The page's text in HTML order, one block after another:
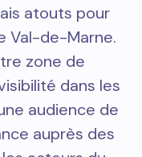
atouts pour
Val-de-Marne.
zone de
dans les
audience de
auprès des